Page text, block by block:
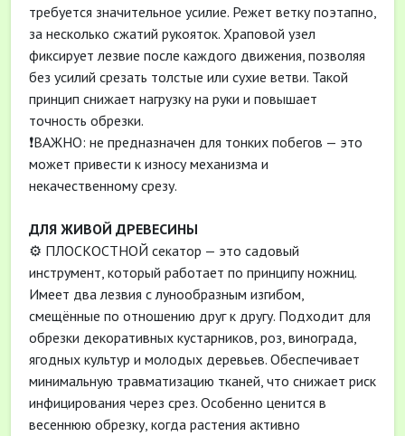
требуется значительное усилие. Режет ветку поэтапно,
за несколько сжатий рукояток. Храповой узел
фиксирует лезвие после каждого движения, позволяя
без усилий срезать толстые или сухие ветви. Такой
принцип снижает нагрузку на руки и повышает
точность обрезки.
❗ВАЖНО: не предназначен для тонких побегов — это
может привести к износу механизма и
некачественному срезу.
ДЛЯ ЖИВОЙ ДРЕВЕСИНЫ
⚙️ ПЛОСКОСТНОЙ секатор — это садовый
инструмент, который работает по принципу ножниц.
Имеет два лезвия с лунообразным изгибом,
смещённые по отношению друг к другу. Подходит для
обрезки декоративных кустарников, роз, винограда,
ягодных культур и молодых деревьев. Обеспечивает
минимальную травматизацию тканей, что снижает риск
инфицирования через срез. Особенно ценится в
весеннюю обрезку, когда растения активно